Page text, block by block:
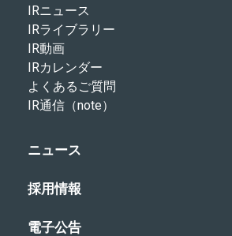
IRニュース
IRライブラリー
IR動画
IRカレンダー
よくあるご質問
IR通信（note）
ニュース
採用情報
電子公告